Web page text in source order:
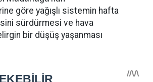
göre yağışlı sistemin hafta
sürdürmesi ve hava
bir düşüş yaşanması